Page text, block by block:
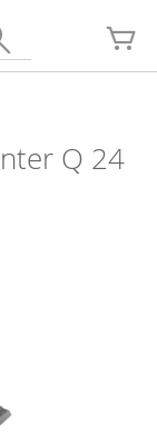
Q 24